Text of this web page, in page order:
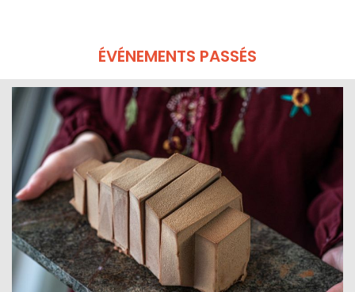
ÉVÉNEMENTS PASSÉS